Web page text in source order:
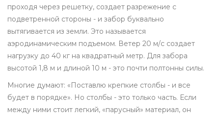
проходя через решетку, создает разрежение с
подветренной стороны - и забор буквально
вытягивается из земли. Это называется
аэродинамическим подъемом. Ветер 20 м/с создает
нагрузку до 40 кг на квадратный метр. Для забора
высотой 1,8 м и длиной 10 м - это почти полтонны силы.
Многие думают: «Поставлю крепкие столбы - и все
будет в порядке». Но столбы - это только часть. Если
между ними стоит легкий, «парусный» материал, он